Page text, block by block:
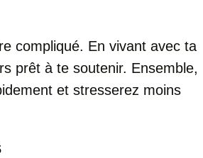
compliqué. En vivant avec ta
prêt à te soutenir. Ensemble,
et stresserez moins